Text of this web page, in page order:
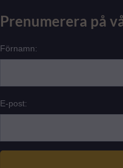
Prenumerera på
Förnamn:
E-post: